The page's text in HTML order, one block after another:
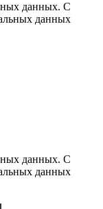
данных. С
данных
данных. С
данных